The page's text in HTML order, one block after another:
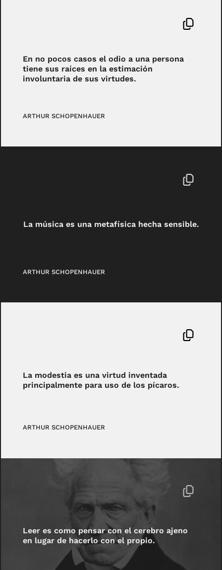
En no pocos casos el odio a una persona
tiene sus raíces en la estimación
involuntaria de sus virtudes.
ARTHUR SCHOPENHAUER
La música es una metafísica hecha sensible.
ARTHUR SCHOPENHAUER
La modestia es una virtud inventada
principalmente para uso de los pícaros.
ARTHUR SCHOPENHAUER
Leer es como pensar con el cerebro ajeno
en lugar de hacerlo con el propio.